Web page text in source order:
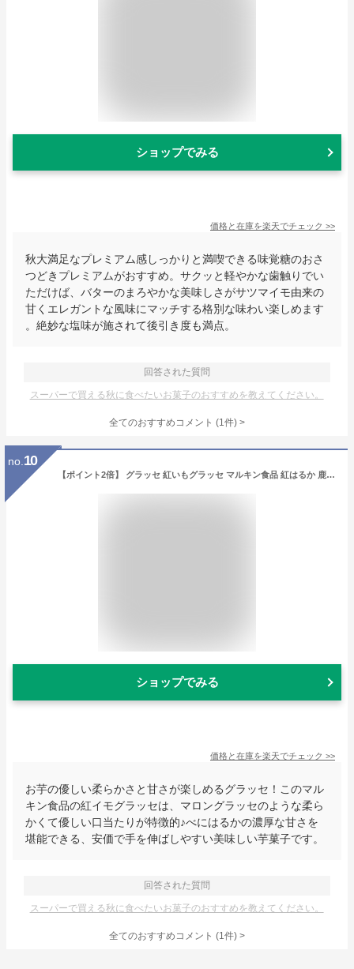
ショップでみる
価格と在庫を楽天でチェック >>
秋大満足なプレミアム感しっかりと満喫できる味覚糖のおさ
つどきプレミアムがおすすめ。サクッと軽やかな歯触りでい
ただけば、バターのまろやかな美味しさがサツマイモ由来の
甘くエレガントな風味にマッチする格別な味わい楽しめます
。絶妙な塩味が施されて後引き度も満点。
回答された質問
スーパーで買える秋に食べたいお菓子のおすすめを教えてください。
全てのおすすめコメント (1件) >
no. 10
【ポイント2倍】 グラッセ 紅いもグラッセ マルキン食品 紅はるか 鹿児島県産 100g 2袋/3袋/4袋 国産 紅芋 送料無料 さつまいも おやつ 九州 鹿児島 べにはるか お菓子 芋菓子 1000円ポッキリ
ショップでみる
価格と在庫を楽天でチェック >>
お芋の優しい柔らかさと甘さが楽しめるグラッセ！このマル
キン食品の紅イモグラッセは、マロングラッセのような柔ら
かくて優しい口当たりが特徴的♪べにはるかの濃厚な甘さを
堪能できる、安価で手を伸ばしやすい美味しい芋菓子です。
回答された質問
スーパーで買える秋に食べたいお菓子のおすすめを教えてください。
全てのおすすめコメント (1件) >